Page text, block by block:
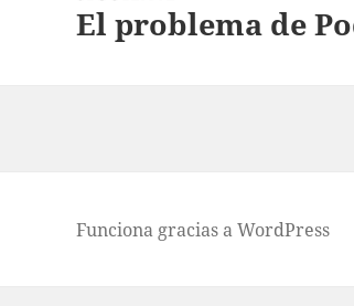
Entrada
El problema de
Funciona gracias a WordPress